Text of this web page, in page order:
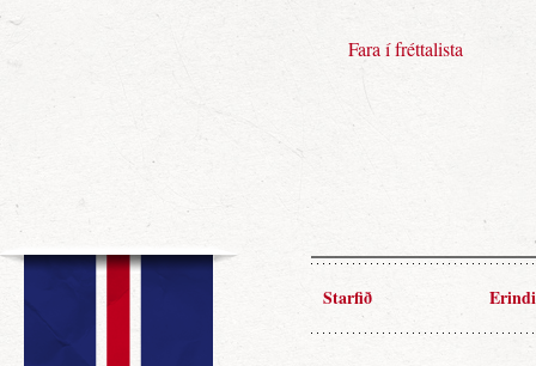
Fara í fréttalista
Starfið Erindi